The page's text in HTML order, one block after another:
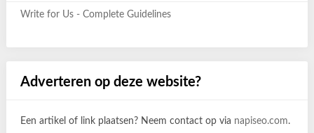
Write for Us - Complete Guidelines
Adverteren op deze website?
Een artikel of link plaatsen? Neem contact op via napiseo.com.